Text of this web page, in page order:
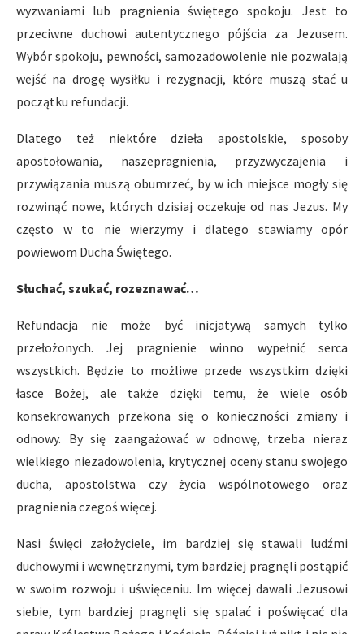
wyzwaniami lub pragnienia świętego spokoju. Jest to
przeciwne duchowi autentycznego pójścia za Jezusem.
Wybór spokoju, pewności, samozadowolenie nie pozwalają
wejść na drogę wysiłku i rezygnacji, które muszą stać u
początku refundacji.
Dlatego też niektóre dzieła apostolskie, sposoby
apostołowania, naszepragnienia, przyzwyczajenia i
przywiązania muszą obumrzeć, by w ich miejsce mogły się
rozwinąć nowe, których dzisiaj oczekuje od nas Jezus. My
często w to nie wierzymy i dlatego stawiamy opór
powiewom Ducha Świętego.
Słuchać, szukać, rozeznawać…
Refundacja nie może być inicjatywą samych tylko
przełożonych. Jej pragnienie winno wypełnić serca
wszystkich. Będzie to możliwe przede wszystkim dzięki
łasce Bożej, ale także dzięki temu, że wiele osób
konsekrowanych przekona się o konieczności zmiany i
odnowy. By się zaangażować w odnowę, trzeba nieraz
wielkiego niezadowolenia, krytycznej oceny stanu swojego
ducha, apostolstwa czy życia wspólnotowego oraz
pragnienia czegoś więcej.
Nasi święci założyciele, im bardziej się stawali ludźmi
duchowymi i wewnętrznymi, tym bardziej pragnęli postąpić
w swoim rozwoju i uświęceniu. Im więcej dawali Jezusowi
siebie, tym bardziej pragnęli się spalać i poświęcać dla